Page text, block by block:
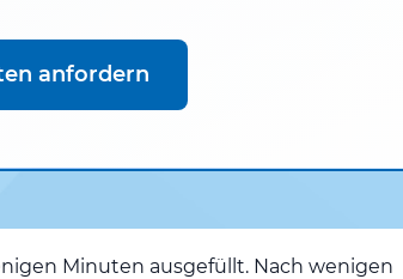
anfordern
Minuten ausgefüllt. Nach wenigen